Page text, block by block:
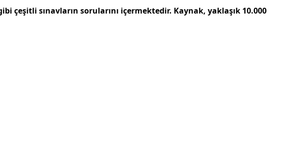
gibi çeşitli sınavların sorularını içermektedir. Kaynak, yaklaşık 10.000